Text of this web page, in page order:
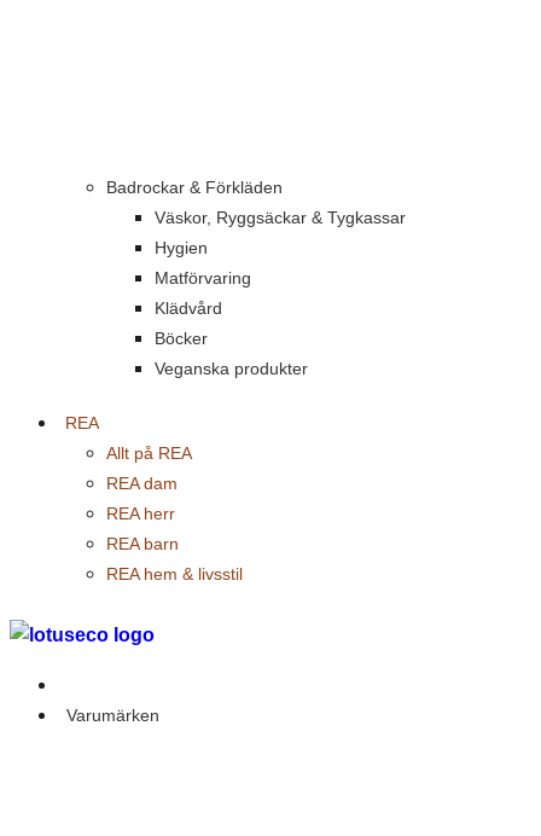
Badrockar & Förkläden
Väskor, Ryggsäckar & Tygkassar
Hygien
Matförvaring
Klädvård
Böcker
Veganska produkter
REA
Allt på REA
REA dam
REA herr
REA barn
REA hem & livsstil
Varumärken